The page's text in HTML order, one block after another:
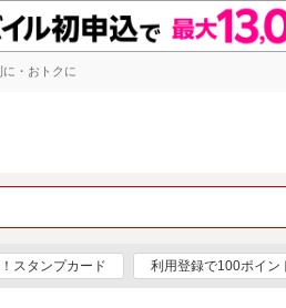
・おトクに
スタンプカード 利用登録で100ポイン